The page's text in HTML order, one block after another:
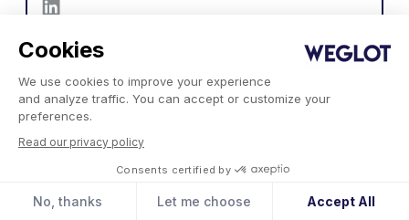
Cookies
We use cookies to improve your experience
and analyze traffic. You can accept or customize your
preferences.
Read our privacy policy
Consents certified by
No, thanks Let me choose Accept All
Entegrasyonlar
Şirket
Misyonumuz